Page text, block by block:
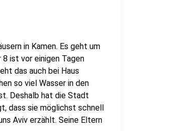
in Kamen. Es geht um
8 ist vor einigen Tagen
das auch bei Haus
so viel Wasser in den
Deshalb hat die Stadt
dass sie möglichst schnell
Aviv erzählt. Seine Eltern